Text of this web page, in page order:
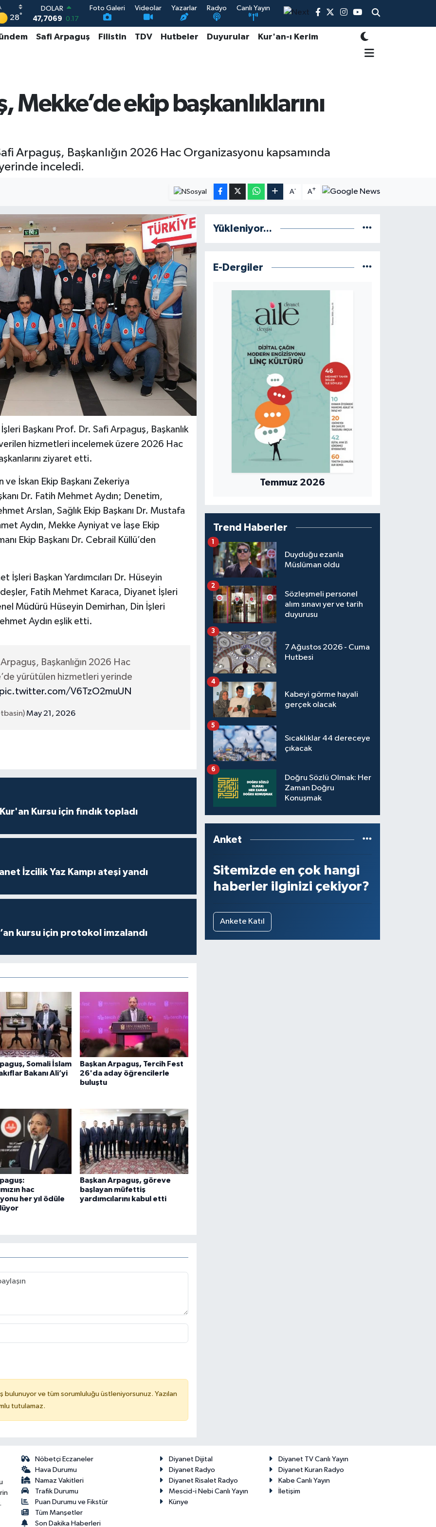
28°
DOLAR
47,7069 0.17
EURO
55,0265 0.01
13.887
64
Foto Galeri Videolar Yazarlar Radyo Canlı Yayın
Safi Arpaguş Filistin TDV Hutbeler Duyurular Kur'an-ı Kerim
Mekke’de ekip başkanlıklarını
Arpaguş, Başkanlığın 2026 Hac Organizasyonu kapsamında
inceledi.
A- A+
Başkanı Prof. Dr. Safi Arpaguş, Başkanlık
verilen hizmetleri incelemek üzere 2026 Hac
ziyaret etti.
İskan Ekip Başkanı Zekeriya
Dr. Fatih Mehmet Aydın; Denetim,
Arslan, Sağlık Ekip Başkanı Dr. Mustafa
Aydın, Mekke Ayniyat ve İaşe Ekip
Ekip Başkanı Dr. Cebrail Küllü’den
İşleri Başkan Yardımcıları Dr. Hüseyin
Fatih Mehmet Karaca, Diyanet İşleri
Müdürü Hüseyin Demirhan, Din İşleri
Aydın eşlik etti.
Başkanlığın 2026 Hac
yürütülen hizmetleri yerinde
pic.twitter.com/V6TzO2muUN
May 21, 2026
Kursu için fındık topladı
İzcilik Yaz Kampı ateşi yandı
kursu için protokol imzalandı
Somali İslam
Bakanı Ali’yi
Başkan Arpaguş, Tercih Fest
26'da aday öğrencilerle
buluştu
hac
her yıl ödüle
Başkan Arpaguş, göreve
başlayan müfettiş
yardımcılarını kabul etti
bulunuyor ve tüm sorumluluğu üstleniyorsunuz. Yazılan
tutulamaz.
Yükleniyor...
E-Dergiler
Temmuz 2026
Trend Haberler
Duyduğu ezanla
Müslüman oldu
1
Sözleşmeli personel
alım sınavı yer ve tarih
duyurusu
2
7 Ağustos 2026 - Cuma
Hutbesi
3
Kabeyi görme hayali
gerçek olacak
4
Sıcaklıklar 44 dereceye
çıkacak
5
Doğru Sözlü Olmak: Her
Zaman Doğru
Konuşmak
6
Anket
Sitemizde en çok hangi
haberler ilginizi çekiyor?
Ankete Katıl
Nöbetçi Eczaneler
Hava Durumu
Namaz Vakitleri
Trafik Durumu
Puan Durumu ve Fikstür
Tüm Manşetler
Son Dakika Haberleri
Diyanet Dijital
Diyanet TV Canlı Yayın
Diyanet Radyo
Diyanet Kuran Radyo
Diyanet Risalet Radyo
Kabe Canlı Yayın
Mescid-i Nebi Canlı Yayın
İletişim
Künye